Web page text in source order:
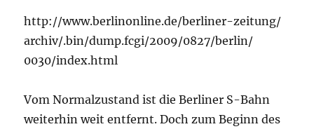
http://www.berlinonline.de/berliner-zeitung/
archiv/.bin/dump.fcgi/2009/0827/berlin/
0030/index.html
Vom Normalzustand ist die Berliner S-Bahn
weiterhin weit entfernt. Doch zum Beginn des